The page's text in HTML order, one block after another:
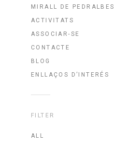
MIRALL DE PEDRALBES
ACTIVITATS
ASSOCIAR-SE
CONTACTE
BLOG
ENLLAÇOS D’INTERÉS
FILTER
ALL